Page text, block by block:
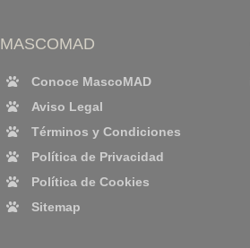
MASCOMAD
Conoce MascoMAD
Aviso Legal
Términos y Condiciones
Política de Privacidad
Política de Cookies
Sitemap